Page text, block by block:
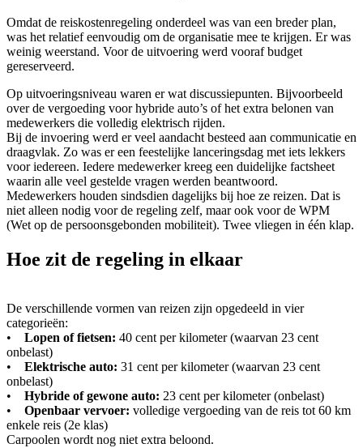
Omdat de reiskostenregeling onderdeel was van een breder plan,
was het relatief eenvoudig om de organisatie mee te krijgen. Er was
weinig weerstand. Voor de uitvoering werd vooraf budget
gereserveerd.
Op uitvoeringsniveau waren er wat discussiepunten. Bijvoorbeeld
over de vergoeding voor hybride auto’s of het extra belonen van
medewerkers die volledig elektrisch rijden.
Bij de invoering werd er veel aandacht besteed aan communicatie en
draagvlak. Zo was er een feestelijke lanceringsdag met iets lekkers
voor iedereen. Iedere medewerker kreeg een duidelijke factsheet
waarin alle veel gestelde vragen werden beantwoord.
Medewerkers houden sindsdien dagelijks bij hoe ze reizen. Dat is
niet alleen nodig voor de regeling zelf, maar ook voor de WPM
(Wet op de persoonsgebonden mobiliteit). Twee vliegen in één klap.
Hoe zit de regeling in elkaar
De verschillende vormen van reizen zijn opgedeeld in vier
categorieën:
•
Lopen of fietsen: 40 cent per kilometer (waarvan 23 cent
onbelast)
•
Elektrische auto: 31 cent per kilometer (waarvan 23 cent
onbelast)
•
Hybride of gewone auto: 23 cent per kilometer (onbelast)
• Openbaar vervoer: volledige vergoeding van de reis tot 60 km
enkele reis (2e klas)
Carpoolen wordt nog niet extra beloond.